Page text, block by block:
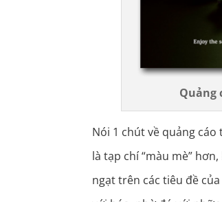
Quảng
Nói 1 chút về quảng
là tạp chí “màu mè”
ngạt trên các tiêu đề